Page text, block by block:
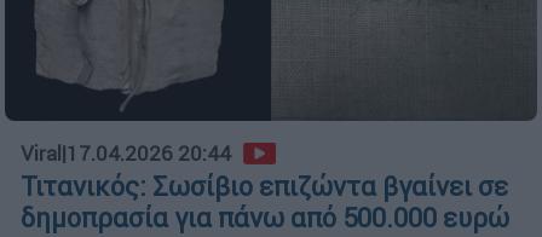
Viral |17.04.2026 20:44
Τιτανικός: Σωσίβιο επιζώντα βγαίνει σε
δημοπρασία για πάνω από 500.000 ευρώ